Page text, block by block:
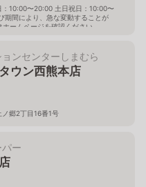
10:00〜20:00 土日祝日：10:00〜
期間により、急な変動することが
ホームページを確認ください
ンセンターしまむら
ウン西熊本店
郷2丁目16番1号
ー